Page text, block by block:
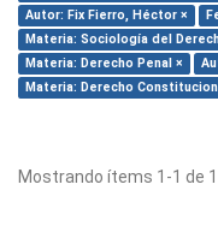
Autor: Fix Fierro, Héctor ×
Materia: Sociología del
Materia: Derecho Penal ×
Materia: Derecho
Mostrando ítems 1-1 de 1